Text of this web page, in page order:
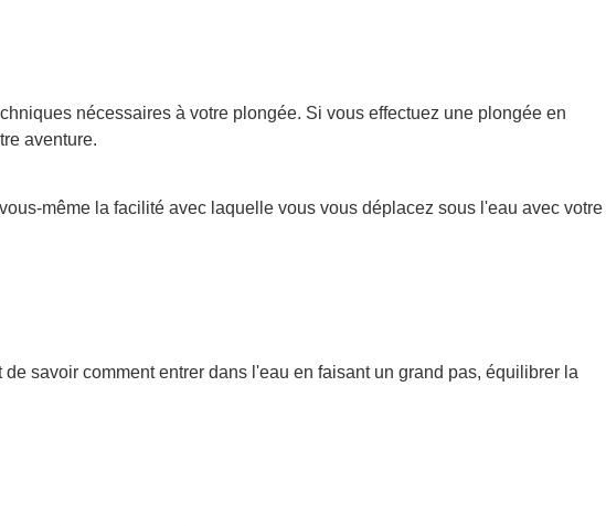
nécessaires à votre plongée. Si vous effectuez une plongée en
aventure.
même la facilité avec laquelle vous vous déplacez sous l'eau avec votre
savoir comment entrer dans l'eau en faisant un grand pas, équilibrer la